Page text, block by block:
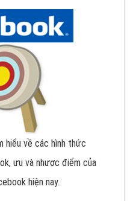
hiểu về các hình thức
ưu và nhược điểm của
hiện nay.